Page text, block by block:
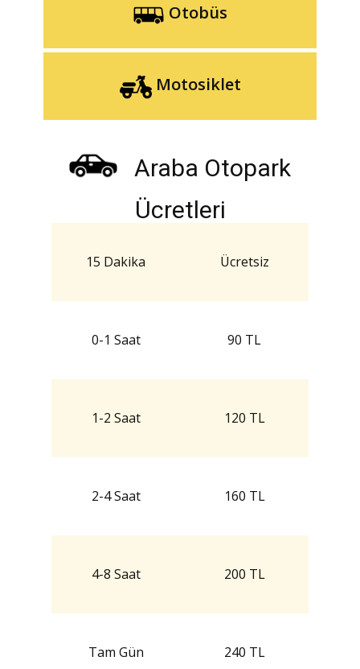
Otobüs
Motosiklet
Araba Otopark
Ücretleri
15 Dakika Ücretsiz
0-1 Saat 90 TL
1-2 Saat 120 TL
2-4 Saat 160 TL
4-8 Saat 200 TL
Tam Gün 240 TL